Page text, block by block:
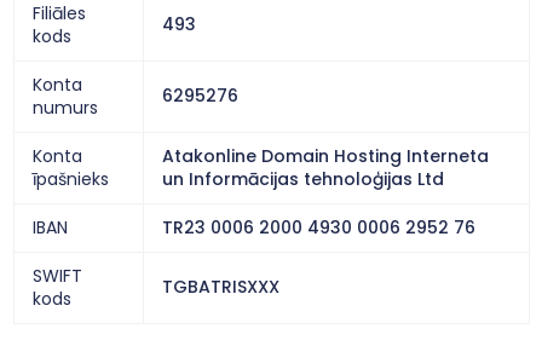
Filiāles
kods
493
Konta
numurs
6295276
Konta
īpašnieks
Atakonline Domain Hosting Interneta
un Informācijas tehnoloģijas Ltd
IBAN
TR23 0006 2000 4930 0006 2952 76
SWIFT
kods
TGBATRISXXX